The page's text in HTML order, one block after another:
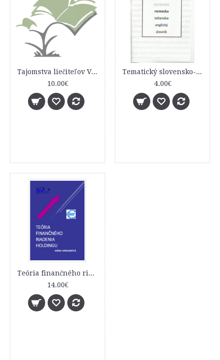
Tajomstva liečiteľov Východu
10.00€
Tematický slovensko- nemecko- taliansko a anglický slovník
4.00€
Teória finančného riadenia holdingu
14.00€